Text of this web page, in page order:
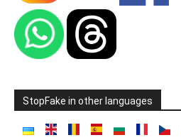
StopFake in other languages